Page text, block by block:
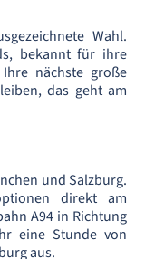
Wahl.
bekannt für ihre
nächste große
das geht am
und Salzburg.
direkt am
A94 in Richtung
eine Stunde von
aus.